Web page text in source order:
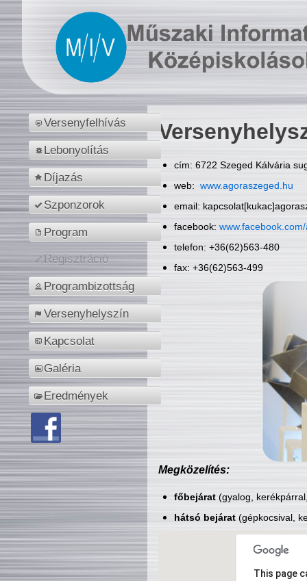
Versenyfelhívás
Lebonyolítás
Díjazás
Szponzorok
Program
Regisztráció
Programbizottság
Versenyhelyszín
Kapcsolat
Galéria
Eredmények
cím: 6722 Szeged Kálvária
web: www.agoraszeged.hu
email:
facebook:
telefon: +36(62)563-480
fax: +36(62)563-499
Megközelítés:
főbejárat(gyalog,
hátsó bejárat(gépkocsival,
This page